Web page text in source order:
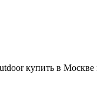
купить в